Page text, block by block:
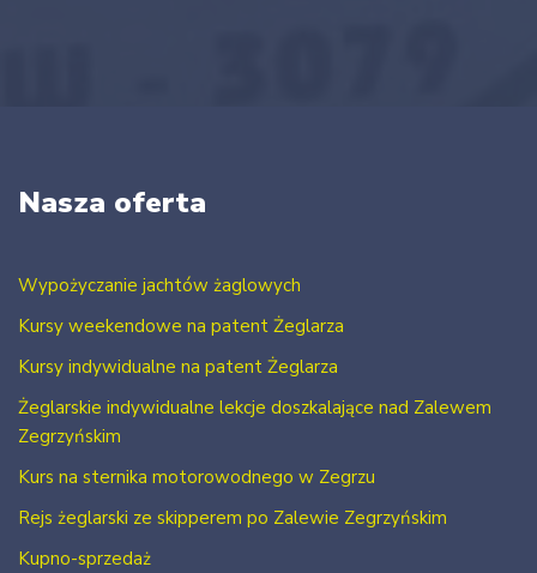
Nasza oferta
Wypożyczanie jachtów żaglowych
Kursy weekendowe na patent Żeglarza
Kursy indywidualne na patent Żeglarza
Żeglarskie indywidualne lekcje doszkalające nad Zalewem
Zegrzyńskim
Kurs na sternika motorowodnego w Zegrzu
Rejs żeglarski ze skipperem po Zalewie Zegrzyńskim
Kupno-sprzedaż